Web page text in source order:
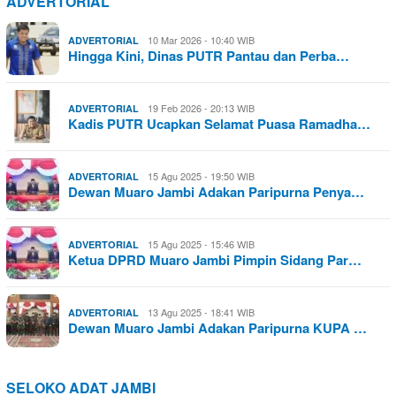
ADVERTORIAL 10 Mar 2026 - 10:40 WIB
Hingga Kini, Dinas PUTR Pantau dan Perba…
ADVERTORIAL 19 Feb 2026 - 20:13 WIB
Kadis PUTR Ucapkan Selamat Puasa Ramadha…
ADVERTORIAL 15 Agu 2025 - 19:50 WIB
Dewan Muaro Jambi Adakan Paripurna Penya…
ADVERTORIAL 15 Agu 2025 - 15:46 WIB
Ketua DPRD Muaro Jambi Pimpin Sidang Par…
ADVERTORIAL 13 Agu 2025 - 18:41 WIB
Dewan Muaro Jambi Adakan Paripurna KUPA …
SELOKO ADAT JAMBI